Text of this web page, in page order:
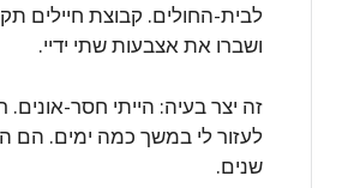
לבית-החולים. קבוצת חיילים
ושברו את אצבעות שתי ידיי.
זה יצר בעיה: הייתי חסר-
שנים.